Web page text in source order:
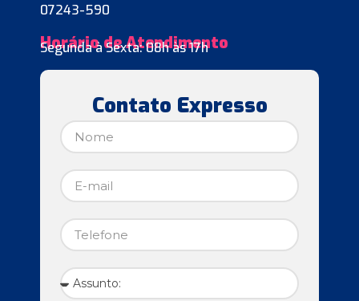
07243-590
Horário de Atendimento
Segunda à Sexta: 08h às 17h
Contato Expresso